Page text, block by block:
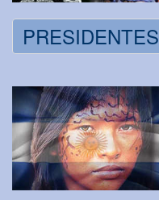
PRESIDENTES